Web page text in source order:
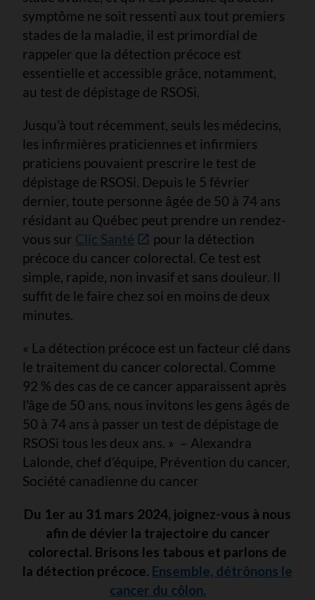
symptôme ne soit ressenti aux tout premiers
stades de la maladie, il est primordial de
rappeler que la détection précoce est
essentielle et accessible grâce, notamment,
au test de dépistage de RSOSi.
Jusqu’à tout récemment, seuls les médecins,
les infirmières praticiennes et infirmiers
praticiens pouvaient prescrire le test de
dépistage de RSOSi. Depuis le 5 février
dernier, toute personne âgée de 50 à 74 ans
résidant au Québec peut prendre un rendez-
vous sur Clic Santé
pour la détection
précoce du cancer colorectal. Ce test est
simple, rapide, non invasif et sans douleur. Il
suffit de le faire chez soi en moins de deux
minutes.
« La détection précoce est un facteur clé dans
le traitement du cancer colorectal. Comme
92 % des cas de ce cancer apparaissent après
l'âge de 50 ans, nous invitons les gens âgés de
50 à 74 ans à passer un test de dépistage de
RSOSi tous les deux ans. » – Alexandra
Lalonde, chef d’équipe, Prévention du cancer,
Société canadienne du cancer
Du 1er au 31 mars 2024, joignez-vous à nous
afin de dévier la trajectoire du cancer
colorectal. Brisons les tabous et parlons de
la détection précoce. Ensemble, détrônons le
cancer du côlon.